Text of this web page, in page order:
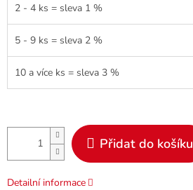
2 - 4 ks = sleva 1 %
5 - 9 ks = sleva 2 %
10 a více ks = sleva 3 %
Přidat do košíku
Detailní informace